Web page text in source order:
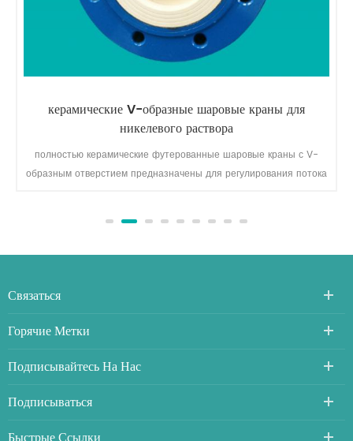
керамические V-образные шаровые краны для
никелевого раствора
полностью керамические футерованные шаровые краны с V-
образным отверстием предназначены для регулирования потока
Связаться
Горячие Метки
Подписывайтесь На Нас
Подписываться
Быстрые Ссылки